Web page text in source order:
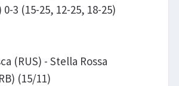
0-3 (15-25, 12-25, 18-25)
(RUS) - Stella Rossa
(15/11)